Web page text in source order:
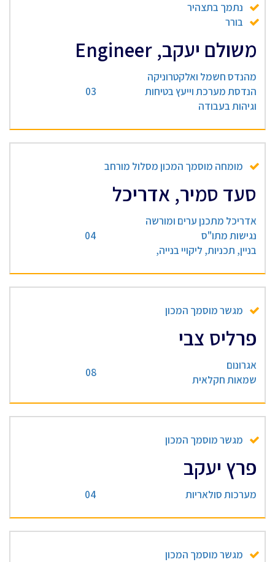
נתמך בתצהיר
בורר
משולם יעקב, Engineer
מהנדס חשמל ואלקטרוניקה
הנדסת מערכת וייעץ בטיחות
וגיהות בעבודה
03
מומחה מוסמך המכון מסלול מורחב
סעד סמיר, אדריכל
אדריכל מתכנן ערים ומורשה
נגישות מתו"ס
בניין, תכניות, ליקויי בנייה,
04
מגשר מוסמך המכון
פרליס צבי
אגרונום
שמאות חקלאית
08
מגשר מוסמך המכון
פרץ יעקב
מערכות סולאריות 04
מגשר מוסמך המכון